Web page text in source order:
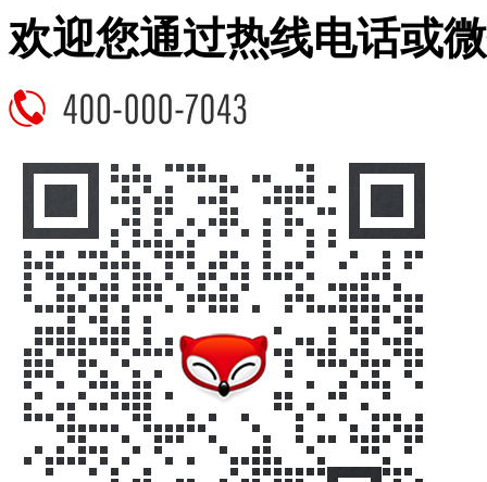
欢迎您通过热线电话或